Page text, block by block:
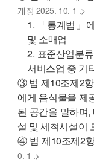
개정 2025. 10. 1 .>
1. 「통계법」
및 소매업
2. 표준산업분
서비스업 중 기
③ 법 제10조제2
에게 음식물을 제
된 공간을 말하며
설 및 세척시설이
④ 법 제10조제2
0. 1 .>